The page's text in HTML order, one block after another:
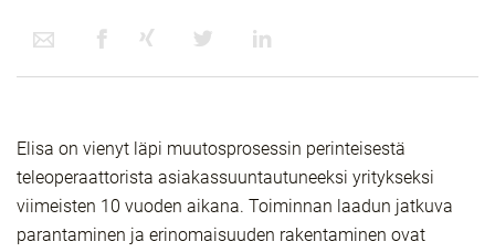
Elisa on vienyt läpi muutosprosessin perinteisestä
teleoperaattorista asiakassuuntautuneeksi yritykseksi
viimeisten 10 vuoden aikana. Toiminnan laadun jatkuva
parantaminen ja erinomaisuuden rakentaminen ovat